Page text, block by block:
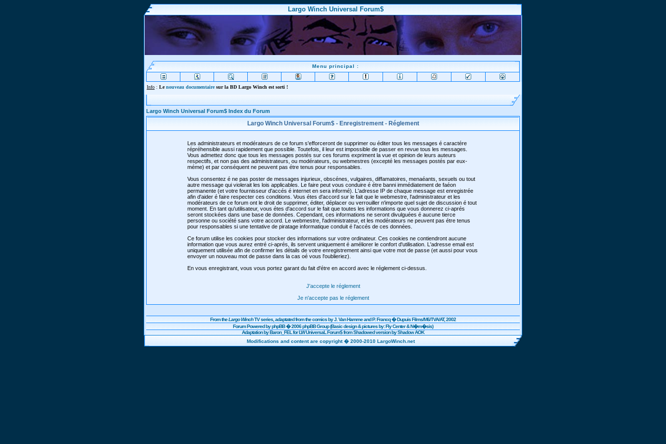
Largo Winch Universal Forum$
Menu principal :
Info : Lenouveau documentairesur la BD Largo Winch est sorti !
Largo Winch Universal Forum$ Index du Forum
Largo Winch Universal Forum$ - Enregistrement - Réglement
Les administrateurs et modérateurs de ce forum s'efforceront de supprimer ou éditer tous les messages é caractére
répréhensible aussi rapidement que possible. Toutefois, il leur est impossible de passer en revue tous les messages.
Vous admettez donc que tous les messages postés sur ces forums expriment la vue et opinion de leurs auteurs
respectifs, et non pas des administrateurs, ou modérateurs, ou webmestres (excepté les messages postés par eux-
méme) et par conséquent ne peuvent pas étre tenus pour responsables.
Vous consentez é ne pas poster de messages injurieux, obscénes, vulgaires, diffamatoires, menaéants, sexuels ou tout
autre message qui violerait les lois applicables. Le faire peut vous conduire é étre banni immédiatement de faéon
permanente (et votre fournisseur d'accés é internet en sera informé). L'adresse IP de chaque message est enregistrée
afin d'aider é faire respecter ces conditions. Vous étes d'accord sur le fait que le webmestre, l'administrateur et les
modérateurs de ce forum ont le droit de supprimer, éditer, déplacer ou verrouiller n'importe quel sujet de discussion é tout
moment. En tant qu'utilisateur, vous étes d'accord sur le fait que toutes les informations que vous donnerez ci-aprés
seront stockées dans une base de données. Cependant, ces informations ne seront divulguées é aucune tierce
personne ou société sans votre accord. Le webmestre, l'administrateur, et les modérateurs ne peuvent pas étre tenus
pour responsables si une tentative de piratage informatique conduit é l'accés de ces données.
Ce forum utilise les cookies pour stocker des informations sur votre ordinateur. Ces cookies ne contiendront aucune
information que vous aurez entré ci-aprés, ils servent uniquement é améliorer le confort d'utilisation. L'adresse email est
uniquement utilisée afin de confirmer les détails de votre enregistrement ainsi que votre mot de passe (et aussi pour vous
envoyer un nouveau mot de passe dans la cas oé vous l'oublieriez).
En vous enregistrant, vous vous portez garant du fait d'étre en accord avec le réglement ci-dessus.
J'accepte le réglement
Je n'accepte pas le réglement
From theLargo WinchTV series, adaptated from the comics by J. Van Hamme and P. Francq �DupuisFilms/M6/TVA/AT, 2002
Forum Powered byphpBB� 2006 phpBB Group (Basic design & pictures by: Fly Center & N�m�sis)
Adaptation by Baron_FEL for LW UniversaL Forum$ from Shadowed version by Shadow AOK
Modifications and content are copyright � 2000-2010 LargoWinch.net